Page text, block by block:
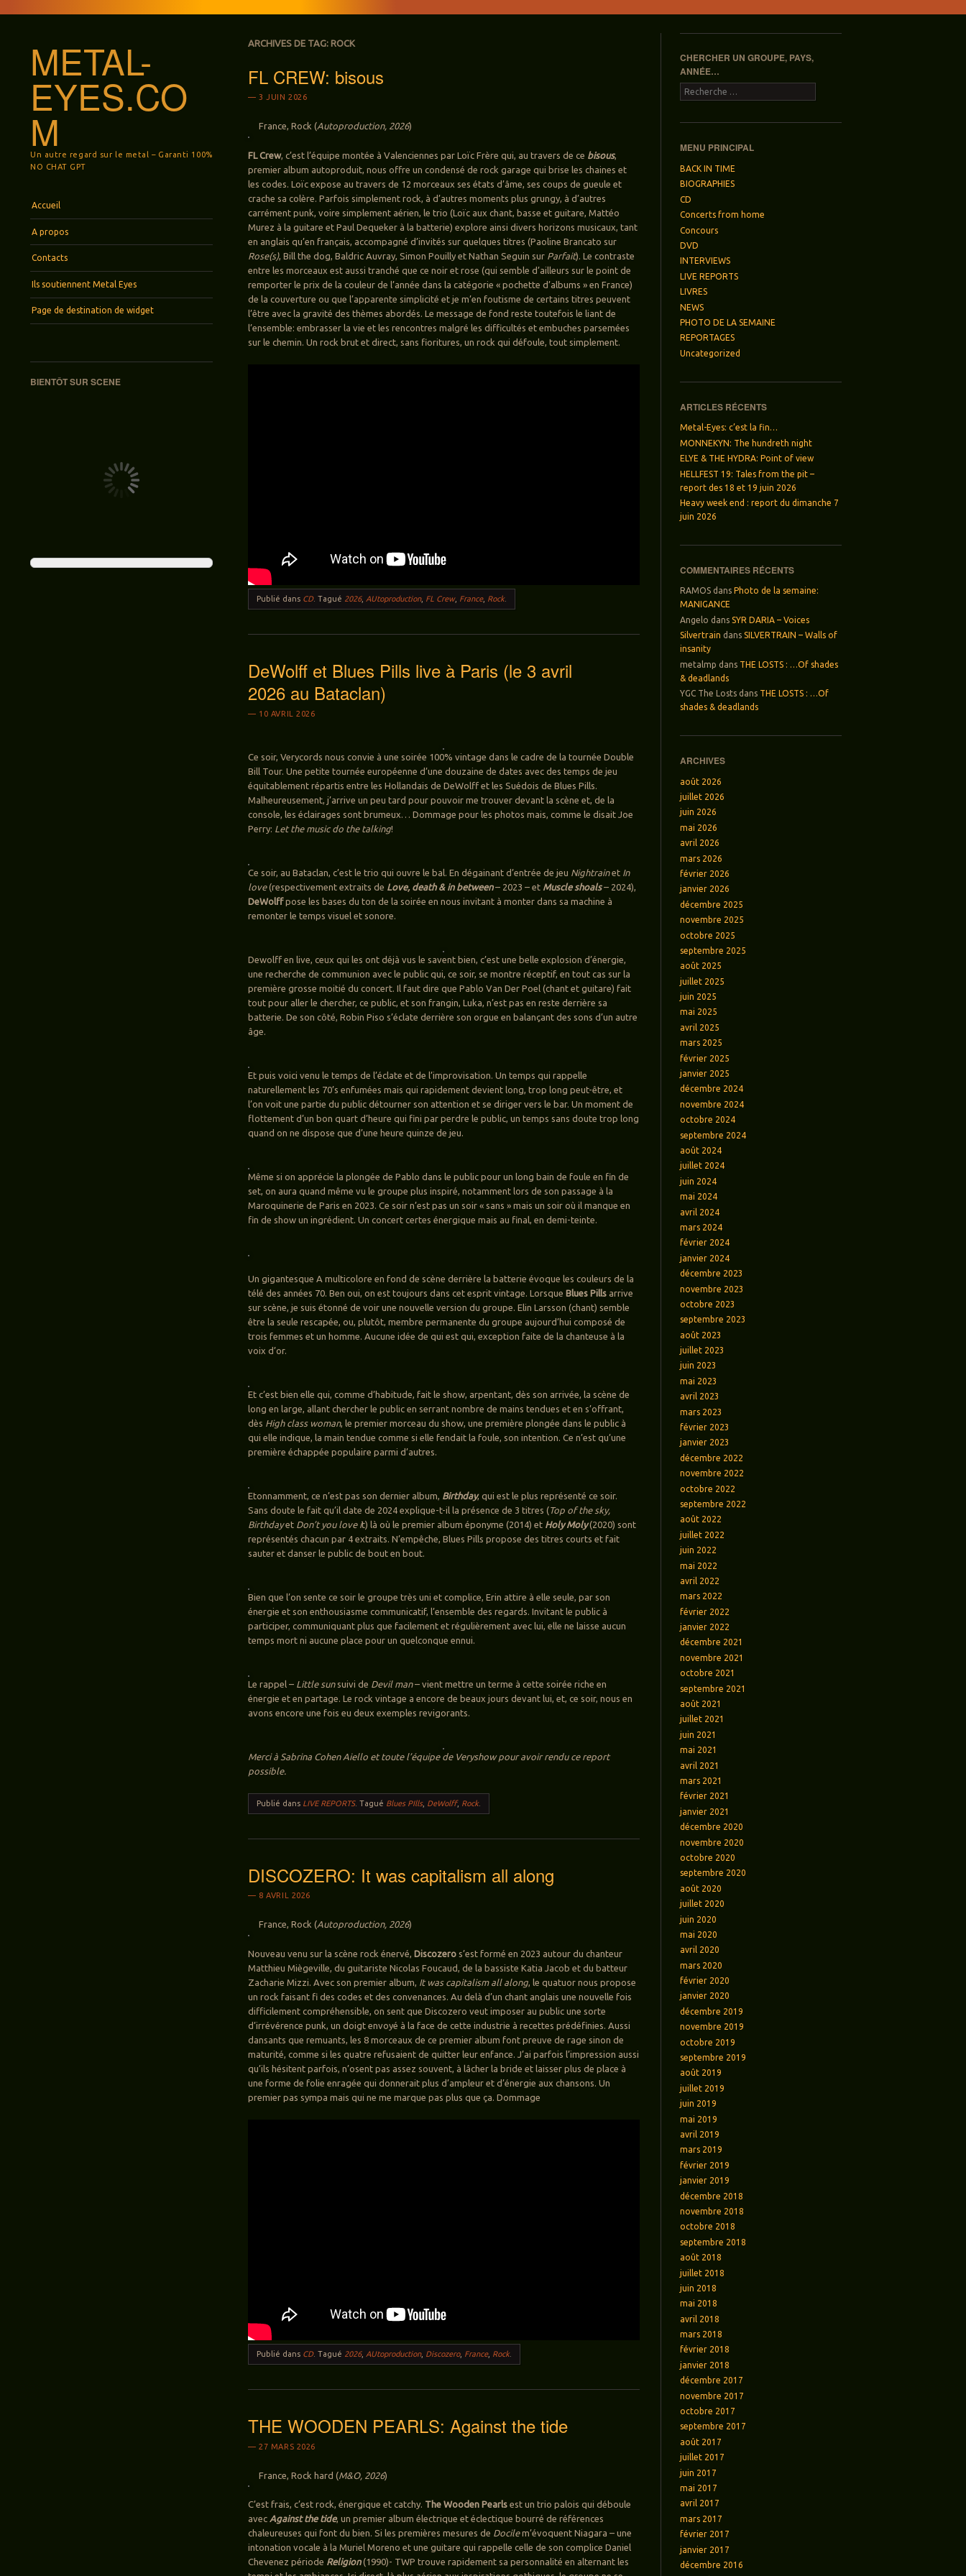
METAL-
EYES.CO
M
Un autre regard sur le metal – Garanti 100%
NO CHAT GPT
Aller au contenu principal
Accueil
A propos
Contacts
Ils soutiennent Metal Eyes
Page de destination de widget
BIENTÔT SUR SCENE
ARCHIVES DE TAG: ROCK
FL CREW: bisous
3 JUIN 2026
France, Rock (Autoproduction, 2026)
FL Crew, c’est l’équipe montée à Valenciennes par Loïc Frère qui, au travers de ce bisous,
premier album autoproduit, nous offre un condensé de rock garage qui brise les chaines et
les codes. Loïc expose au travers de 12 morceaux ses états d’âme, ses coups de gueule et
crache sa colère. Parfois simplement rock, à d’autres moments plus grungy, à d’autres
carrément punk, voire simplement aérien, le trio (Loïc aux chant, basse et guitare, Mattéo
Murez à la guitare et Paul Dequeker à la batterie) explore ainsi divers horizons musicaux, tant
en anglais qu’en français, accompagné d’invités sur quelques titres (Paoline Brancato sur
Rose(s), Bill the dog, Baldric Auvray, Simon Pouilly et Nathan Seguin sur Parfait). Le contraste
entre les morceaux est aussi tranché que ce noir et rose (qui semble d’ailleurs sur le point de
remporter le prix de la couleur de l’année dans la catégorie « pochette d’albums » en France)
de la couverture ou que l’apparente simplicité et je m’en foutisme de certains titres peuvent
l’être avec la gravité des thèmes abordés. Le message de fond reste toutefois le liant de
l’ensemble: embrasser la vie et les rencontres malgré les difficultés et embuches parsemées
sur le chemin. Un rock brut et direct, sans fioritures, un rock qui défoule, tout simplement.
Publié dans CD.Tagué 2026, AUtoproduction, FL Crew, France, Rock.
DeWolff et Blues Pills live à Paris (le 3 avril
2026 au Bataclan)
10 AVRIL 2026
Ce soir, Verycords nous convie à une soirée 100% vintage dans le cadre de la tournée Double
Bill Tour. Une petite tournée européenne d’une douzaine de dates avec des temps de jeu
équitablement répartis entre les Hollandais de DeWolff et les Suédois de Blues Pills.
Malheureusement, j’arrive un peu tard pour pouvoir me trouver devant la scène et, de la
console, les éclairages sont brumeux… Dommage pour les photos mais, comme le disait Joe
Perry: Let the music do the talking!
Ce soir, au Bataclan, c’est le trio qui ouvre le bal. En dégainant d’entrée de jeu Nightrainet In
love(respectivement extraits de Love, death & in between– 2023 – et Muscle shoals– 2024),
DeWolffpose les bases du ton de la soirée en nous invitant à monter dans sa machine à
remonter le temps visuel et sonore.
Dewolff en live, ceux qui les ont déjà vus le savent bien, c’est une belle explosion d’énergie,
une recherche de communion avec le public qui, ce soir, se montre réceptif, en tout cas sur la
première grosse moitié du concert. Il faut dire que Pablo Van Der Poel (chant et guitare) fait
tout pour aller le chercher, ce public, et son frangin, Luka, n’est pas en reste derrière sa
batterie. De son côté, Robin Piso s’éclate derrière son orgue en balançant des sons d’un autre
âge.
Et puis voici venu le temps de l’éclate et de l’improvisation. Un temps qui rappelle
naturellement les 70’s enfumées mais qui rapidement devient long, trop long peut-être, et
l’on voit une partie du public détourner son attention et se diriger vers le bar. Un moment de
flottement d’un bon quart d’heure qui fini par perdre le public, un temps sans doute trop long
quand on ne dispose que d’une heure quinze de jeu.
Même si on apprécie la plongée de Pablo dans le public pour un long bain de foule en fin de
set, on aura quand même vu le groupe plus inspiré, notamment lors de son passage à la
Maroquinerie de Paris en 2023. Ce soir n’est pas un soir « sans » mais un soir où il manque en
fin de show un ingrédient. Un concert certes énergique mais au final, en demi-teinte.
Un gigantesque A multicolore en fond de scène derrière la batterie évoque les couleurs de la
télé des années 70. Ben oui, on est toujours dans cet esprit vintage. LorsqueBlues Pills arrive
sur scène, je suis étonné de voir une nouvelle version du groupe. Elin Larsson (chant) semble
être la seule rescapée, ou, plutôt, membre permanente du groupe aujourd’hui composé de
trois femmes et un homme. Aucune idée de qui est qui, exception faite de la chanteuse à la
voix d’or.
Et c’est bien elle qui, comme d’habitude, fait le show, arpentant, dès son arrivée, la scène de
long en large, allant chercher le public en serrant nombre de mains tendues et en s’offrant,
dès High class woman, le premier morceau du show, une première plongée dans le public à
qui elle indique, la main tendue comme si elle fendait la foule, son intention. Ce n’est qu’une
première échappée populaire parmi d’autres.
Etonnamment, ce n’est pas son dernier album, Birthday, qui est le plus représenté ce soir.
Sans doute le fait qu’il date de 2024 explique-t-il la présence de 3 titres (Top of the sky,
Birthdayet Don’t you love it) là où le premier album éponyme (2014) et Holy Moly(2020) sont
représentés chacun par 4 extraits. N’empêche, Blues Pills propose des titres courts et fait
sauter et danser le public de bout en bout.
Bien que l’on sente ce soir le groupe très uni et complice, Erin attire à elle seule, par son
énergie et son enthousiasme communicatif, l’ensemble des regards. Invitant le public à
participer, communiquant plus que facilement et régulièrement avec lui, elle ne laisse aucun
temps mort ni aucune place pour un quelconque ennui.
Le rappel – Little sun suivi de Devil man– vient mettre un terme à cette soirée riche en
énergie et en partage. Le rock vintage a encore de beaux jours devant lui, et, ce soir, nous en
avons encore une fois eu deux exemples revigorants.
Merci à Sabrina Cohen Aiello et toute l’équipe de Veryshow pour avoir rendu ce report
possible.
Publié dans LIVE REPORTS.Tagué Blues PIlls, DeWolff, Rock.
DISCOZERO: It was capitalism all along
8 AVRIL 2026
France, Rock (Autoproduction, 2026)
Nouveau venu sur la scène rock énervé,Discozero s’est formé en 2023 autour du chanteur
Matthieu Miègeville, du guitariste Nicolas Foucaud, de la bassiste Katia Jacob et du batteur
Zacharie Mizzi. Avec son premier album, It was capitalism all along, le quatuor nous propose
un rock faisant fi des codes et des convenances. Au delà d’un chant anglais une nouvelle fois
difficilement compréhensible, on sent que Discozero veut imposer au public une sorte
d’irrévérence punk, un doigt envoyé à la face de cette industrie à recettes prédéfinies. Aussi
dansants que remuants, les 8 morceaux de ce premier album font preuve de rage sinon de
maturité, comme si les quatre refusaient de quitter leur enfance. J’ai parfois l’impression aussi
qu’ils hésitent parfois, n’osent pas assez souvent, à lâcher la bride et laisser plus de place à
une forme de folie enragée qui donnerait plus d’ampleur et d’énergie aux chansons. Un
premier pas sympa mais qui ne me marque pas plus que ça. Dommage
Publié dans CD.Tagué 2026, AUtoproduction, Discozero, France, Rock.
THE WOODEN PEARLS: Against the tide
27 MARS 2026
France, Rock hard (M&O, 2026)
C’est frais, c’est rock, énergique et catchy. The Wooden Pearls est un trio palois qui déboule
avecAgainst the tide, un premier album électrique et éclectique bourré de références
chaleureuses qui font du bien. Si les premières mesures de Docilem’évoquent Niagara – une
intonation vocale à la Muriel Moreno et une guitare qui rappelle celle de son complice Daniel
Chevenez période Religion(1990)- TWP trouve rapidement sa personnalité en alternant les
CHERCHER UN GROUPE, PAYS,
ANNÉE…
Recherche
MENU PRINCIPAL
BACK IN TIME
BIOGRAPHIES
CD
Concerts from home
Concours
DVD
INTERVIEWS
LIVE REPORTS
LIVRES
NEWS
PHOTO DE LA SEMAINE
REPORTAGES
Uncategorized
ARTICLES RÉCENTS
Metal-Eyes: c’est la fin…
MONNEKYN: The hundreth night
ELYE & THE HYDRA: Point of view
HELLFEST 19: Tales from the pit –
report des 18 et 19 juin 2026
Heavy week end : report du dimanche 7
juin 2026
COMMENTAIRES RÉCENTS
RAMOS dans Photo de la semaine:
MANIGANCE
Angelo dansSYR DARIA – Voices
Silvertrain dansSILVERTRAIN – Walls of
insanity
metalmp dans THE LOSTS : …Of shades
& deadlands
YGC The Losts dans THE LOSTS : …Of
shades & deadlands
ARCHIVES
août 2026
juillet 2026
juin 2026
mai 2026
avril 2026
mars 2026
février 2026
janvier 2026
décembre 2025
novembre 2025
octobre 2025
septembre 2025
août 2025
juillet 2025
juin 2025
mai 2025
avril 2025
mars 2025
février 2025
janvier 2025
décembre 2024
novembre 2024
octobre 2024
septembre 2024
août 2024
juillet 2024
juin 2024
mai 2024
avril 2024
mars 2024
février 2024
janvier 2024
décembre 2023
novembre 2023
octobre 2023
septembre 2023
août 2023
juillet 2023
juin 2023
mai 2023
avril 2023
mars 2023
février 2023
janvier 2023
décembre 2022
novembre 2022
octobre 2022
septembre 2022
août 2022
juillet 2022
juin 2022
mai 2022
avril 2022
mars 2022
février 2022
janvier 2022
décembre 2021
novembre 2021
octobre 2021
septembre 2021
août 2021
juillet 2021
juin 2021
mai 2021
avril 2021
mars 2021
février 2021
janvier 2021
décembre 2020
novembre 2020
octobre 2020
septembre 2020
août 2020
juillet 2020
juin 2020
mai 2020
avril 2020
mars 2020
février 2020
janvier 2020
décembre 2019
novembre 2019
octobre 2019
septembre 2019
août 2019
juillet 2019
juin 2019
mai 2019
avril 2019
mars 2019
février 2019
janvier 2019
décembre 2018
novembre 2018
octobre 2018
septembre 2018
août 2018
juillet 2018
juin 2018
mai 2018
avril 2018
mars 2018
février 2018
janvier 2018
décembre 2017
novembre 2017
octobre 2017
septembre 2017
août 2017
juillet 2017
juin 2017
mai 2017
avril 2017
mars 2017
février 2017
janvier 2017
décembre 2016